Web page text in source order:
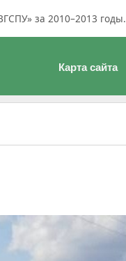
за 2010–2013 годы.
Карта сайта